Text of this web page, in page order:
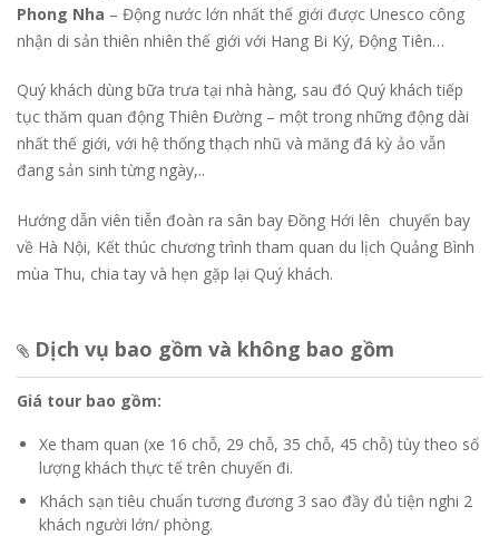
Phong Nha – Động nước lớn nhất thế giới được Unesco công
nhận di sản thiên nhiên thế giới với Hang Bi Ký, Động Tiên…
Quý khách dùng bữa trưa tại nhà hàng, sau đó Quý khách tiếp
tục thăm quan động Thiên Đường – một trong những động dài
nhất thế giới, với hệ thống thạch nhũ và măng đá kỳ ảo vẫn
đang sản sinh từng ngày,..
Hướng dẫn viên tiễn đoàn ra sân bay Đồng Hới lên chuyến bay
về Hà Nội, Kết thúc chương trình tham quan du lịch Quảng Bình
mùa Thu, chia tay và hẹn gặp lại Quý khách.
Dịch vụ bao gồm và không bao gồm
Giá tour bao gồm:
Xe tham quan (xe 16 chỗ, 29 chỗ, 35 chỗ, 45 chỗ) tùy theo số
lượng khách thực tế trên chuyến đi.
Khách sạn tiêu chuẩn tương đương 3 sao đầy đủ tiện nghi 2
khách người lớn/ phòng.